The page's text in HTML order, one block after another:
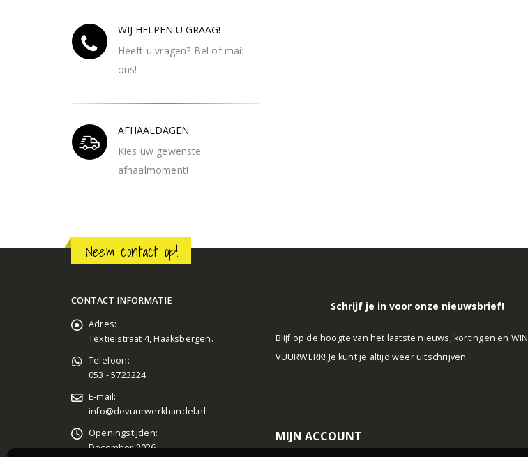
WIJ HELPEN U GRAAG!
Heeft u vragen? Bel of mail
ons!
AFHAALDAGEN
Kies uw gewenste
afhaalmoment!
Neem contact op!
CONTACT INFORMATIE
Adres:
Textielstraat 4, Haaksbergen.
Telefoon:
053 - 5723224
E-mail:
info@devuurwerkhandel.nl
Openingstijden:
December 2026
Schrijf je in voor onze nieuwsbrief!
Blijf op de hoogte van het laatste nieuws, kortingen en WIN
VUURWERK! Je kunt je altijd weer uitschrijven.
MIJN ACCOUNT